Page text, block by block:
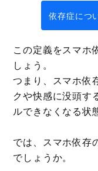
依存症につ
この定義をスマホ
しょう。
つまり、スマホ依
クや快感に没頭す
ルできなくなる状
では、スマホ依存
でしょうか。